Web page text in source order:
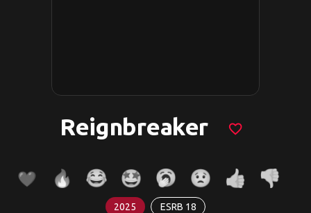
Reignbreaker favorite_border
2025 ESRB 18